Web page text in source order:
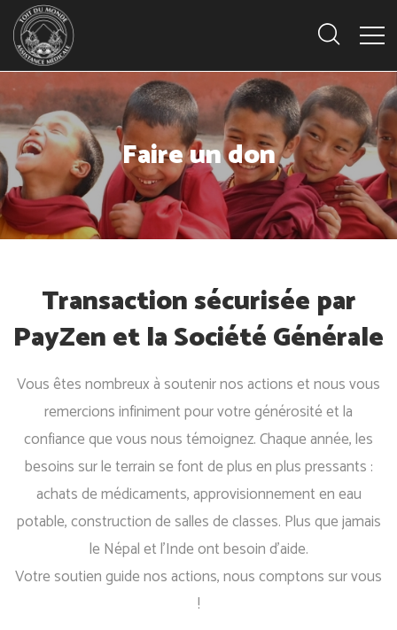
Faire un don
Transaction sécurisée par
PayZen et la Société Générale
Vous êtes nombreux à soutenir nos actions et nous vous
remercions infiniment pour votre générosité et la
confiance que vous nous témoignez. Chaque année, les
besoins sur le terrain se font de plus en plus pressants :
achats de médicaments, approvisionnement en eau
potable, construction de salles de classes. Plus que jamais
le Népal et l'Inde ont besoin d'aide.
Votre soutien guide nos actions, nous comptons sur vous
!